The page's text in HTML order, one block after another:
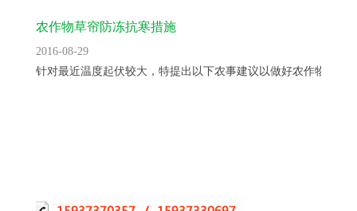
农作物草帘防冻抗寒措施
2016-08-29
针对最近温度起伏较大，特提出以下农事建议以做好农作物防冻...